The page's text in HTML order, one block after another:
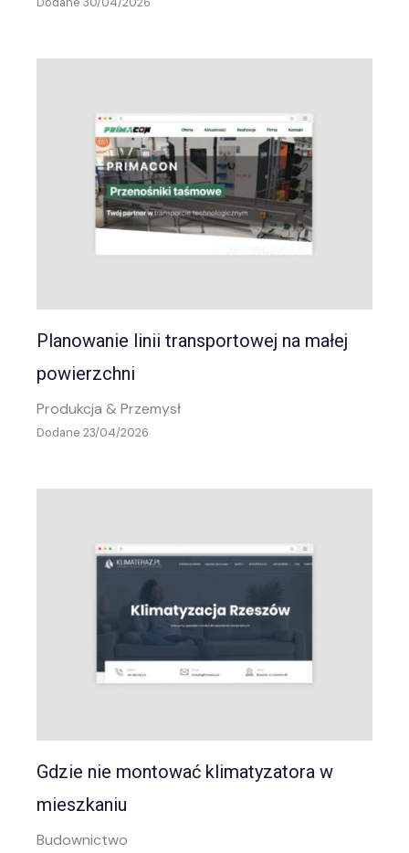
Planowanie linii transportowej na małej
powierzchni
Produkcja & Przemysł
Dodane 23/04/2026
Gdzie nie montować klimatyzatora w
mieszkaniu
Budownictwo